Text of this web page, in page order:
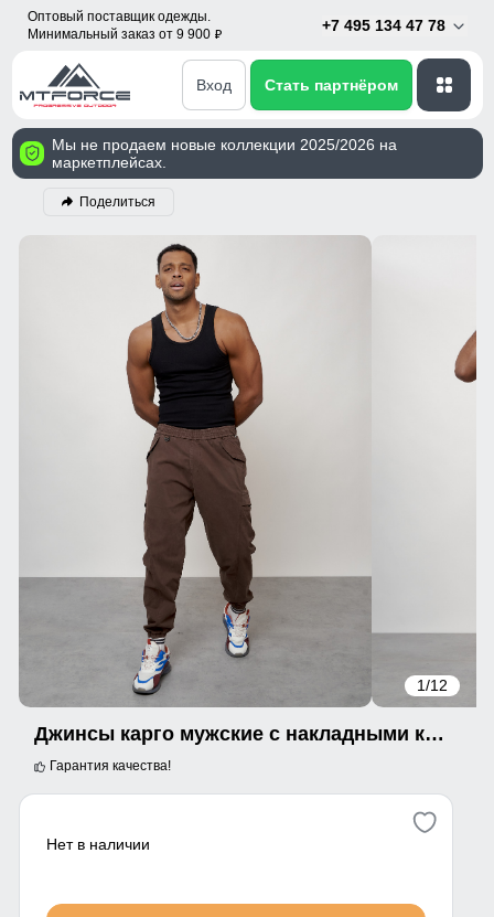
Оптовый поставщик одежды.
Минимальный заказ от 9 900 p
+7 495 134 47 78
Вход Стать партнёром
Мы не продаем новые коллекции 2025/2026 на
маркетплейсах.
Поделиться
1/12
Джинсы карго мужские с накладными карманами коричневого цвета 2420K
Гарантия качества!
Нет в наличии